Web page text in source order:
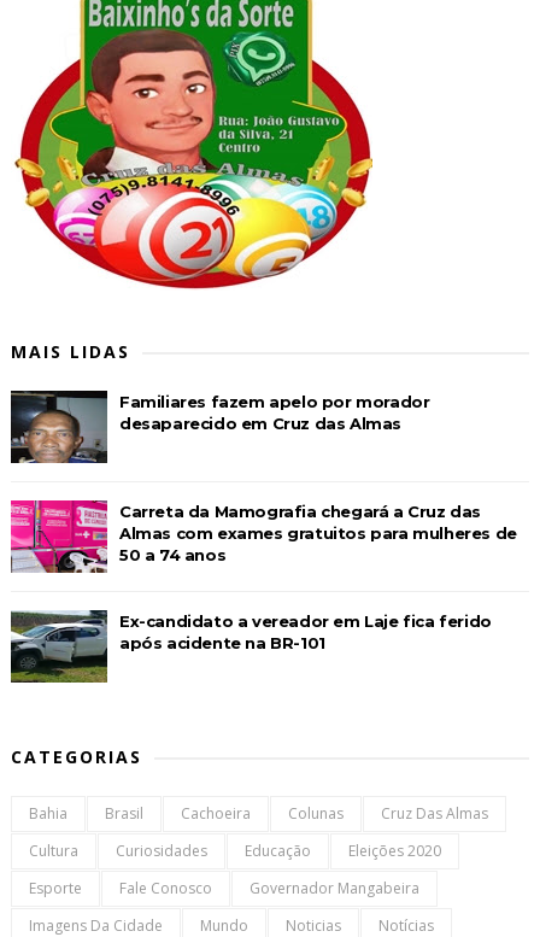
MAIS LIDAS
Familiares fazem apelo por morador
desaparecido em Cruz das Almas
Carreta da Mamografia chegará a Cruz das
Almas com exames gratuitos para mulheres de
50 a 74 anos
Ex-candidato a vereador em Laje fica ferido
após acidente na BR-101
CATEGORIAS
Bahia Brasil Cachoeira Colunas
Cruz Das Almas
Cultura
Curiosidades Educação
Eleições 2020
Esporte
Fale Conosco
Governador Mangabeira
Imagens Da Cidade
Mundo Noticias
Notícias